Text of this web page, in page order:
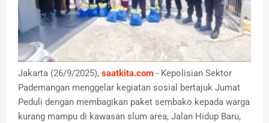
Jakarta (26/9/2025), saatkita.com - Kepolisian Sektor
Pademangan menggelar kegiatan sosial bertajuk Jumat
Peduli dengan membagikan paket sembako kepada warga
kurang mampu di kawasan slum area, Jalan Hidup Baru,